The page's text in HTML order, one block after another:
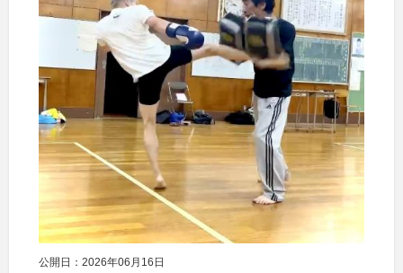
公開日：2026年06月16日